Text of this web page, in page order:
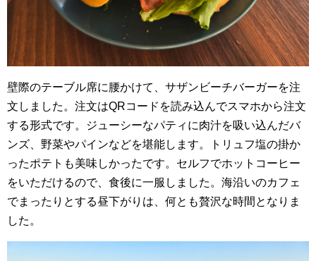
壁際のテーブル席に腰かけて、サザンビーチバーガーを注
文しました。注文はQRコードを読み込んでスマホから注文
する形式です。ジューシーなパティに肉汁を吸い込んだバ
ンズ、野菜やパインなどを堪能します。トリュフ塩の掛か
ったポテトも美味しかったです。セルフでホットコーヒー
をいただけるので、食後に一服しました。海沿いのカフェ
でまったりとする昼下がりは、何とも贅沢な時間となりま
した。